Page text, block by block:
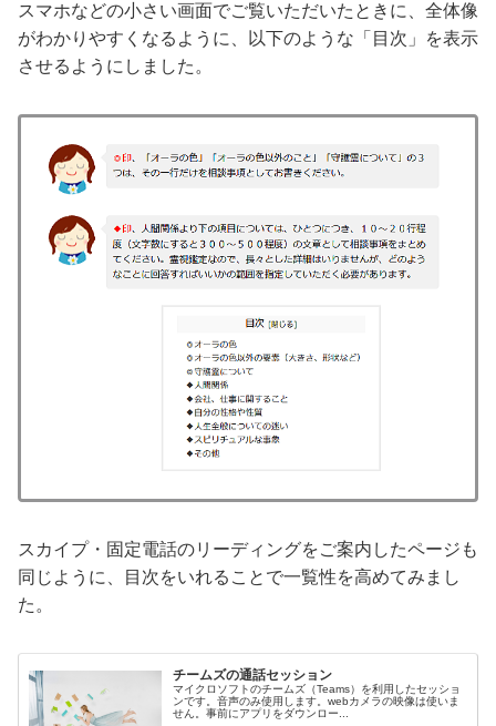
スマホなどの小さい画面でご覧いただいたときに、全体像
がわかりやすくなるように、以下のような「目次」を表示
させるようにしました。
スカイプ・固定電話のリーディングをご案内したページも
同じように、目次をいれることで一覧性を高めてみまし
た。
チームズの通話セッション
マイクロソフトのチームズ（Teams）を利用したセッショ
ンです。音声のみ使用します。webカメラの映像は使いま
せん。事前にアプリをダウンロー...